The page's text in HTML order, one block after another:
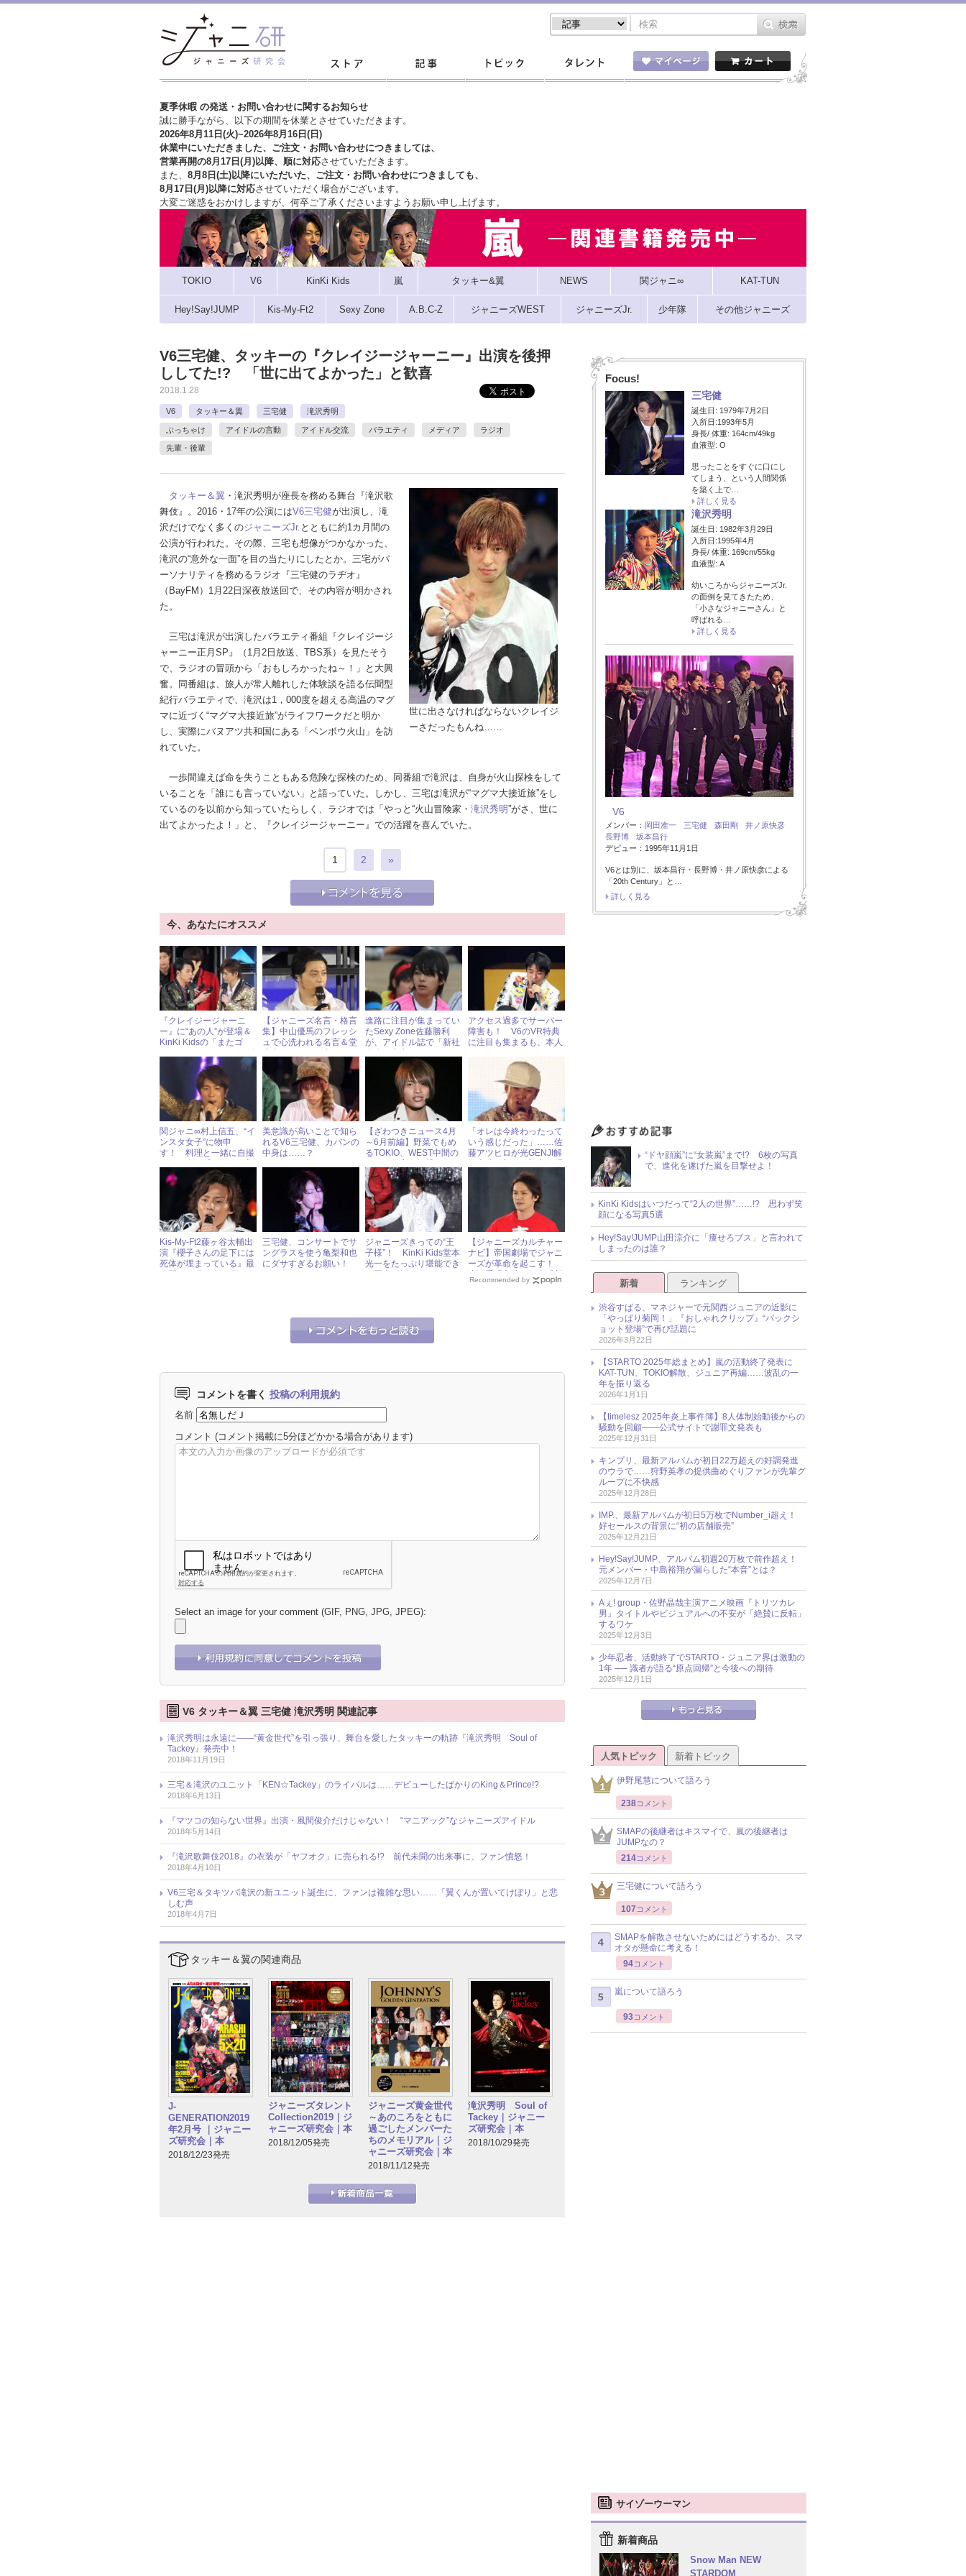
夏季休暇 の発送・お問い合わせに関するお知らせ
誠に勝手ながら、以下の期間を休業とさせていただきます。
2026年8月11日(火)~2026年8月16日(日)
休業中にいただきました、ご注文・お問い合わせにつきましては、
営業再開の8月17日(月)以降、順に対応させていただきます。
また、 8月8日(土)以降にいただいた、ご注文・ お問い合わせにつきましても、
8月17日(月)以降に対応させていただく場合がございます。
大変ご迷惑をおかけしますが、 何卒ご了承くださいますようお願い申し上げます。
TOKIO V6 KinKi Kids 嵐 タッキー&翼 NEWS 関ジャニ∞ KAT-TUN
Hey!Say!JUMP Kis-My-Ft2 Sexy Zone A.B.C-Z ジャニーズWEST ジャニーズJr. 少年隊 その他ジャニーズ
V6三宅健、タッキーの『クレイジージャーニー』出演を後押
ししてた!? 「世に出てよかった」と歓喜
2018.1.28
V6 タッキー＆翼 三宅健 滝沢秀明
ぶっちゃけ アイドルの言動 アイドル交流 バラエティ メディア ラジオ
先輩・後輩
世に出さなければならないクレイジ
ーさだったもんね……
タッキー＆翼 ・滝沢秀明が座長を務める舞台『滝沢歌
舞伎』。2016・17年の公演にはV6三宅健が出演し、滝
沢だけでなく多くのジャニーズJr. とともに約1カ月間の
公演が行われた。その際、三宅も想像がつかなかった、
滝沢の“意外な一面”を目の当たりにしたとか。三宅がパ
ーソナリティを務めるラジオ『三宅健のラヂオ』
（BayFM）1月22日深夜放送回で、その内容が明かされ
た。
三宅は滝沢が出演したバラエティ番組『クレイジージ
ャーニー正月SP』（1月2日放送、TBS系）を見たそう
で、ラジオの冒頭から「おもしろかったね～！」と大興
奮。同番組は、旅人が常人離れした体験談を語る伝聞型
紀行バラエティで、滝沢は1，000度を超える高温のマグ
マに近づく“マグマ大接近旅”がライフワークだと明か
し、実際にバヌアツ共和国にある「ベンボウ火山」を訪
れていた。
一歩間違えば命を失うこともある危険な探検のため、同番組で滝沢は、自身が火山探検をして
いることを「誰にも言っていない」と語っていた。しかし、三宅は滝沢が“マグマ大接近旅”をし
ているのを以前から知っていたらしく、ラジオでは「やっと“火山冒険家・ 滝沢秀明”がさ、世に
出てよかったよ！」と、『クレイジージャーニー』での活躍を喜んでいた。
1 2 »
今、あなたにオススメ
『クレイジージャーニ
ー』に“あの人”が登場＆
KinKi Kidsの「またゴ
ざわつきニュース
【ジャニーズ名言・格言
集】中山優馬のフレッシ
ュで心洗われる名言＆堂
ること！
進路に注目が集まってい
たSexy Zone佐藤勝利
が、アイドル誌で「新社
アクセス過多でサーバー
障害も！ V6のVR特典
に注目も集まるも、本人
関ジャニ∞村上信五、“イ
ンスタ女子”に物申
す！ 料理と一緒に自撮
いる」!?
美意識が高いことで知ら
れるV6三宅健、カバンの
中身は……？
【ざわつきニュース4月
～6月前編】野菜でもめ
るTOKIO、WEST中間の
「オレは今終わったって
いう感じだった」……佐
藤アツヒロが光GENJI解
Kis-My-Ft2藤ヶ谷太輔出
演『櫻子さんの足下には
死体が埋まっている』最
三宅健、コンサートでサ
ングラスを使う亀梨和也
にダサすぎるお願い！
ジャニーズきっての“王
子様”！ KinKi Kids堂本
光一をたっぷり堪能でき
【ジャニーズカルチャー
ナビ】帝国劇場でジャニ
ーズが革命を起こす！
滝沢秀明主演 舞台『新
春・滝沢革命』
Recommended by
コメントを書く 投稿の利用規約
名前
コメント (コメント掲載に5分ほどかかる場合があります)
Select an image for your comment (GIF, PNG, JPG, JPEG):
V6 タッキー＆翼 三宅健 滝沢秀明 関連記事
滝沢秀明は永遠に――“黄金世代”を引っ張り、舞台を愛したタッキーの軌跡『滝沢秀明 Soul of
Tackey』発売中！
2018年11月19日
三宅＆滝沢のユニット「KEN☆Tackey」のライバルは……デビューしたばかりのKing＆Prince!?
2018年6月13日
『マツコの知らない世界』出演・風間俊介だけじゃない！ “マニアック”なジャニーズアイドル
2018年5月14日
『滝沢歌舞伎2018』の衣装が「ヤフオク」に売られる!? 前代未聞の出来事に、ファン憤怒！
2018年4月10日
V6三宅＆タキツバ滝沢の新ユニット誕生に、ファンは複雑な思い……「翼くんが置いてけぼり」と悲
しむ声
2018年4月7日
タッキー＆翼の関連商品
J-
GENERATION2019
年2月号 ｜ジャニー
ズ研究会｜本
2018/12/23発売
ジャニーズタレント
Collection2019｜ジ
ャニーズ研究会｜本
2018/12/05発売
ジャニーズ黄金世代
～あのころをともに
過ごしたメンバーた
ちのメモリアル｜ジ
ャニーズ研究会｜本
2018/11/12発売
滝沢秀明 Soul of
Tackey｜ジャニー
ズ研究会｜本
2018/10/29発売
Focus!
三宅健
誕生日: 1979年7月2日
入所日:1993年5月
身長/ 体重: 164cm/49kg
血液型: O
思ったことをすぐに口にし
てしまう、という人間関係
を築く上で…
詳しく見る
滝沢秀明
誕生日: 1982年3月29日
入所日:1995年4月
身長/ 体重: 169cm/55kg
血液型: A
幼いころからジャニーズJr.
の面倒を見てきたため、
「小さなジャニーさん」と
呼ばれる…
詳しく見る
V6
メンバー： 岡田准一 三宅健 森田剛
井ノ原快彦
長野博
坂本昌行
デビュー：1995年11月1日
V6とは別に、坂本昌行・長野博・井ノ原快彦による
「20th Century」と…
詳しく見る
“ドヤ顔嵐”に“女装嵐”まで!? 6枚の写真
で、進化を遂げた嵐を目撃せよ！
KinKi Kidsはいつだって“2人の世界”……!? 思わず笑
顔になる写真5選
Hey!Say!JUMP山田涼介に「痩せろブス」と言われて
しまったのは誰？
新着 ランキング
渋谷すばる、マネジャーで元関西ジュニアの近影に
「やっぱり菊岡！」『おしゃれクリップ』“バックシ
ョット登場”で再び話題に
2026年3月22日
【STARTO 2025年総まとめ】嵐の活動終了発表に
KAT-TUN、TOKIO解散、ジュニア再編……波乱の一
年を振り返る
2026年1月1日
【timelesz 2025年炎上事件簿】8人体制始動後からの
騒動を回顧――公式サイトで謝罪文発表も
2025年12月31日
キンプリ、最新アルバムが初日22万超えの好調発進
のウラで……狩野英孝の提供曲めぐりファンが先輩グ
ループに不快感
2025年12月28日
IMP.、最新アルバムが初日5万枚でNumber_i超え！
好セールスの背景に“初の店舗販売”
2025年12月21日
Hey!Say!JUMP、アルバム初週20万枚で前作超え！
元メンバー・中島裕翔が漏らした“本音”とは？
2025年12月7日
Aぇ! group・佐野晶哉主演アニメ映画『トリツカレ
男』タイトルやビジュアルへの不安が「絶賛に反転」
するワケ
2025年12月3日
少年忍者、活動終了でSTARTO・ジュニア界は激動の
1年 ── 識者が語る“原点回帰”と今後への期待
2025年12月1日
人気トピック 新着トピック
伊野尾慧について語ろう
238コメント
SMAPの後継者はキスマイで、嵐の後継者は
JUMPなの？
214コメント
三宅健について語ろう
107 コメント
SMAPを解散させないためにはどうするか、スマ
オタが懸命に考える！
94コメント
嵐について語ろう
93コメント
サイゾーウーマン
新着商品
Snow Man NEW
STARDOM